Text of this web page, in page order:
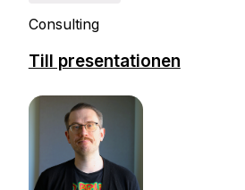
Consulting
Till presentationen